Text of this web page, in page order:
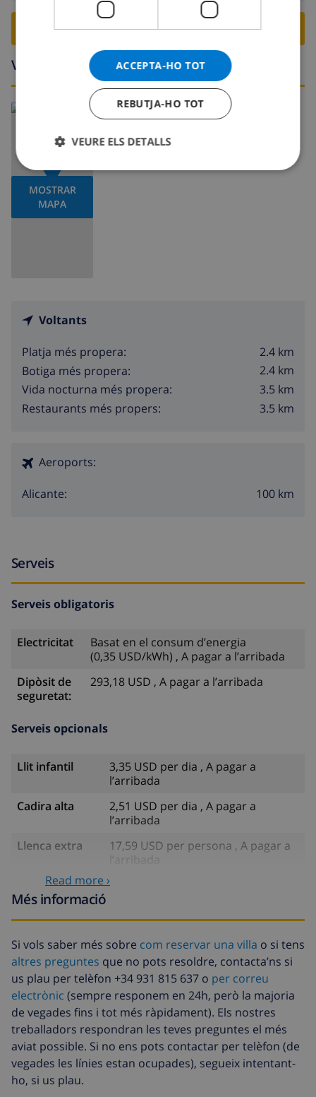
RESERVA AQUESTA VILLA ›
Voltants
MOSTRAR
MAPA
Llegeix més:
Voltants
Platja més propera:
2.4 km
Botiga més propera:
2.4 km
Vida nocturna més propera:
3.5 km
Restaurants més propers:
3.5 km
Aeroports:
Alicante: 100 km
Serveis
Serveis obligatoris
Electricitat
Basat en el consum d’energia
(0,35 USD/kWh) , A pagar a l’arribada
Dipòsit de
seguretat:
293,18 USD , A pagar a l’arribada
Serveis opcionals
Llit infantil
3,35 USD per dia , A pagar a
l’arribada
Cadira alta
2,51 USD per dia , A pagar a
l’arribada
Llenca extra
17,59 USD per persona , A pagar a
l’arribada
Tovalloles
extra
8,80 USD per persona , A pagar a
Sortida
tardana
113,75 USD
Neteja extra
Basat en el consum d’energia
(52,77 USD/HOUR)
Fons de
cancel·lació :
4.80% De la quantitat total
Read more ›
Més informació
Si vols saber més sobre com reservar una villa o si tens
altres preguntes que no pots resoldre, contacta’ns si
us plau per telèfon +34 931 815 637 o per correu
electrònic (sempre responem en 24h, però la majoria
de vegades fins i tot més ràpidament). Els nostres
treballadors respondran les teves preguntes el més
aviat possible. Si no ens pots contactar per telèfon (de
vegades les línies estan ocupades), segueix intentant-
ho, si us plau.
ACCEPTA-HO TOT
REBUTJA-HO TOT
VEURE ELS DETALLS